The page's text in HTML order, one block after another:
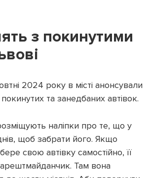
з покинутими
2024 року в місті анонсували
та занедбаних автівок.
наліпки про те, що у
щоб забрати його. Якщо
свою автівку самостійно, її
Там вона